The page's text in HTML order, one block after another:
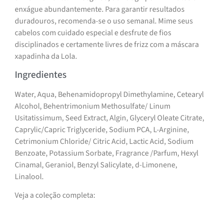
enxágue abundantemente. Para garantir resultados
duradouros, recomenda-se o uso semanal. Mime seus
cabelos com cuidado especial e desfrute de fios
disciplinados e certamente livres de frizz com a máscara
xapadinha da Lola.
Ingredientes
Water, Aqua, Behenamidopropyl Dimethylamine, Cetearyl
Alcohol, Behentrimonium Methosulfate/ Linum
Usitatissimum, Seed Extract, Algin, Glyceryl Oleate Citrate,
Caprylic/Capric Triglyceride, Sodium PCA, L-Arginine,
Cetrimonium Chloride/ Citric Acid, Lactic Acid, Sodium
Benzoate, Potassium Sorbate, Fragrance /Parfum, Hexyl
Cinamal, Geraniol, Benzyl Salicylate, d-Limonene,
Linalool.
Veja a coleção completa: